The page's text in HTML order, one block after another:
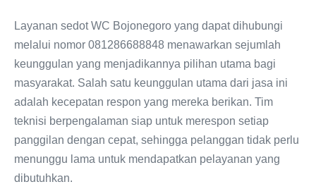
Layanan sedot WC Bojonegoro yang dapat dihubungi
melalui nomor 081286688848 menawarkan sejumlah
keunggulan yang menjadikannya pilihan utama bagi
masyarakat. Salah satu keunggulan utama dari jasa ini
adalah kecepatan respon yang mereka berikan. Tim
teknisi berpengalaman siap untuk merespon setiap
panggilan dengan cepat, sehingga pelanggan tidak perlu
menunggu lama untuk mendapatkan pelayanan yang
dibutuhkan.